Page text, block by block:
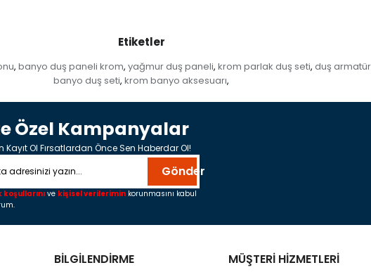
Etiketler
, banyo duş paneli krom, yağmur duş paneli, krom parlak duş seti, duş
banyo duş seti, krom banyo aksesuarı,
Özel Kampanyalar
Kayıt Ol Fırsatlardan Önce Sen Haberdar Ol!
Gönder
koşullarını ve kişisel verilerimin korunmasını kabul
BİLGİLENDİRME MÜŞTERİ HİZMETLERİ